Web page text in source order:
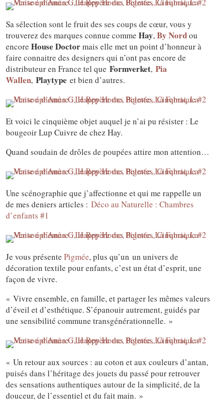
Sa sélection sont le fruit des ses coups de cœur, vous y
trouverez des marques connue comme Hay,By Nordou
encore House Doctormais elle met un point d’honneur à
faire connaitre des designers qui n’ont pas encore de
distributeur en France tel que Formverket, Pia
Wallen, Playtype et bien d’autres.
Et voici le cinquième objet auquel je n’ai pu résister : Le
bougeoir Lup Cuivre de chez Hay.
Quand soudain de drôles de poupées attire mon attention…
Une scénographie que j’affectionne et qui me rappelle un
de mes deniers articles : Déco au Naturelle : Chambres
d’enfants #1
Je vous présente Pigmée, plus qu’un un univers de
décoration textile pour enfants, c’est un état d’esprit, une
façon de vivre.
« Vivre ensemble, en famille, et partager les mêmes valeurs
d’éveil et d’esthétique. S’épanouir autrement, guidés par
une sensibilité commune transgénérationnelle. »
« Un retour aux sources : au coton et aux couleurs d’antan,
puisés dans l’héritage des jouets du passé pour retrouver
des sensations authentiques autour de la simplicité, de la
douceur, de l’essentiel et du fait main. »